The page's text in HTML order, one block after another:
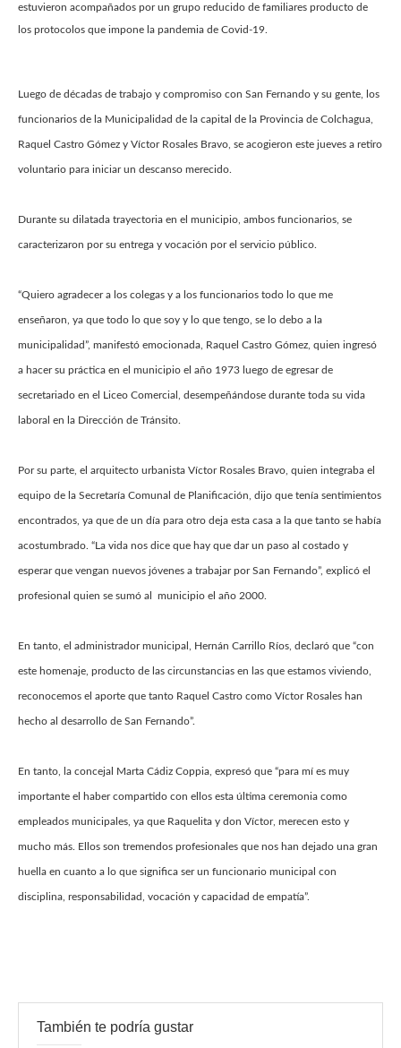
estuvieron acompañados por un grupo reducido de familiares producto de
los protocolos que impone la pandemia de Covid-19.
Luego de décadas de trabajo y compromiso con San Fernando y su gente, los
funcionarios de la Municipalidad de la capital de la Provincia de Colchagua,
Raquel Castro Gómez y Víctor Rosales Bravo, se acogieron este jueves a retiro
voluntario para iniciar un descanso merecido.
Durante su dilatada trayectoria en el municipio, ambos funcionarios, se
caracterizaron por su entrega y vocación por el servicio público.
“Quiero agradecer a los colegas y a los funcionarios todo lo que me
enseñaron, ya que todo lo que soy y lo que tengo, se lo debo a la
municipalidad”, manifestó emocionada, Raquel Castro Gómez, quien ingresó
a hacer su práctica en el municipio el año 1973 luego de egresar de
secretariado en el Liceo Comercial, desempeñándose durante toda su vida
laboral en la Dirección de Tránsito.
Por su parte, el arquitecto urbanista Víctor Rosales Bravo, quien integraba el
equipo de la Secretaría Comunal de Planificación, dijo que tenía sentimientos
encontrados, ya que de un día para otro deja esta casa a la que tanto se había
acostumbrado. “La vida nos dice que hay que dar un paso al costado y
esperar que vengan nuevos jóvenes a trabajar por San Fernando”, explicó el
profesional quien se sumó al municipio el año 2000.
En tanto, el administrador municipal, Hernán Carrillo Ríos, declaró que “con
este homenaje, producto de las circunstancias en las que estamos viviendo,
reconocemos el aporte que tanto Raquel Castro como Víctor Rosales han
hecho al desarrollo de San Fernando”.
En tanto, la concejal Marta Cádiz Coppia, expresó que “para mí es muy
importante el haber compartido con ellos esta última ceremonia como
empleados municipales, ya que Raquelita y don Víctor, merecen esto y
mucho más. Ellos son tremendos profesionales que nos han dejado una gran
huella en cuanto a lo que significa ser un funcionario municipal con
disciplina, responsabilidad, vocación y capacidad de empatía”.
También te podría gustar